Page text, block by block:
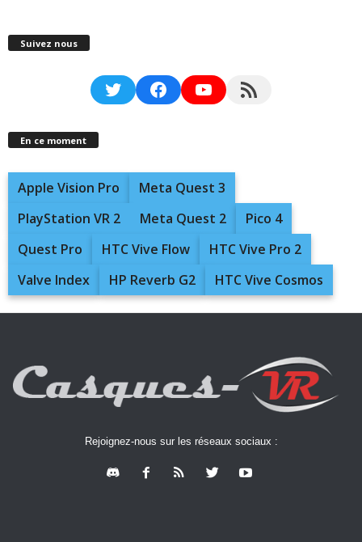
Suivez nous
TwitterFacebookYouTubeRSS Feed
En ce moment
Apple Vision Pro
Meta Quest 3
PlayStation VR 2
Meta Quest 2
Pico 4
Quest Pro
HTC Vive Flow
HTC Vive Pro 2
Valve Index
HP Reverb G2 HTC Vive Cosmos
Rejoignez-nous sur les réseaux sociaux :